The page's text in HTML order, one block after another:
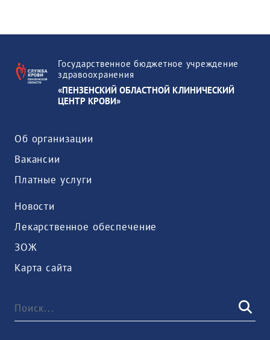
Государственное бюджетное учреждение
здравоохранения
«ПЕНЗЕНСКИЙ ОБЛАСТНОЙ КЛИНИЧЕСКИЙ
ЦЕНТР КРОВИ»
Об организации
Вакансии
Платные услуги
Новости
Лекарственное обеспечение
ЗОЖ
Карта сайта